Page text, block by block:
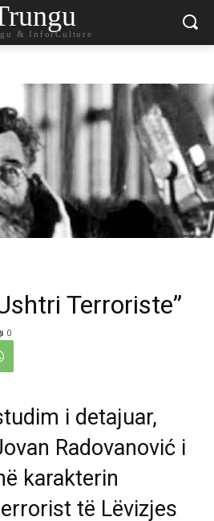
& InforCulture
Terroriste”
0
i detajuar,
Radovanović i
karakterin
të Lëvizjes